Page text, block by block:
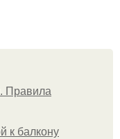
Правила
к балкону